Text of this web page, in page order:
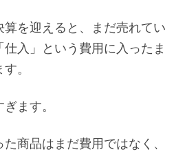
算を迎えると、まだ売れてい
入」という費用に入ったま
。
ます。
商品はまだ費用ではなく、